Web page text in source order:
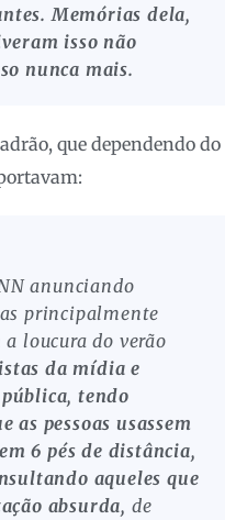
Memórias dela,
isso não
nunca mais.
que dependendo do
anunciando
principalmente
loucura do verão
da mídia e
tendo
as pessoas usassem
6 pés de distância,
aqueles que
absurda, de